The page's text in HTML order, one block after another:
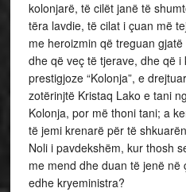
kolonjarë, të cilët janë të
tëra lavdie, të cilat i çuan më
me heroizmin që treguan
dhe që veç të tjerave, dhe që
prestigjoze “Kolonja”, e
zotërinjtë Kristaq Lako e tani
Kolonja, por më thoni tani; a
të jemi krenarë për të
Noli i pavdekshëm, kur thosh
me mend dhe duan të jenë
edhe kryeministra?